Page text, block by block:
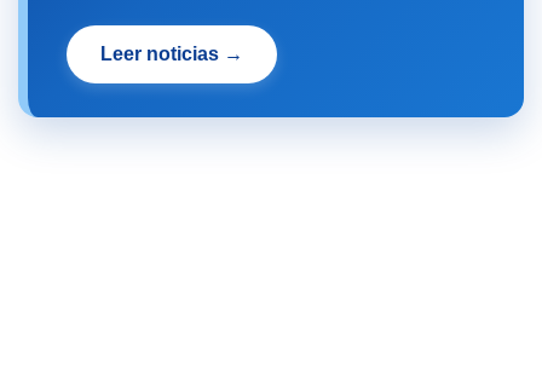
Leer noticias →